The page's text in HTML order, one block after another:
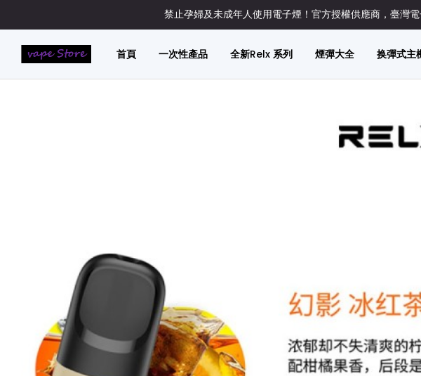
禁止孕婦及未成年人使用電子煙！官方授權供應商，臺灣
首頁 一次性產品 全新Relx 系列 煙彈大全 换彈式主